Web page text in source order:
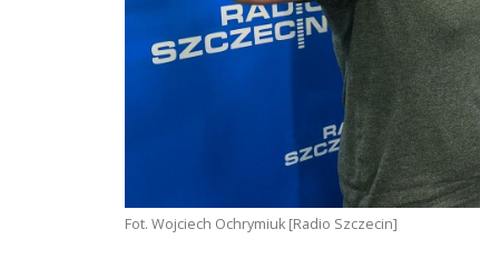
Fot. Wojciech Ochrymiuk [Radio Szczecin]